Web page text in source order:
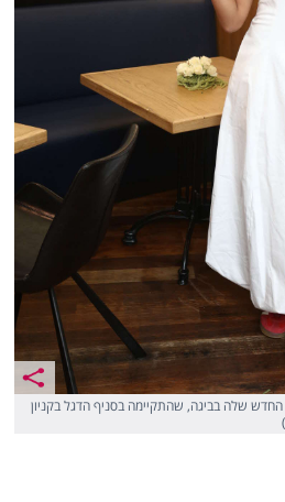
שלה בביגה, שהתקיימה בסניף הדגל בקניון